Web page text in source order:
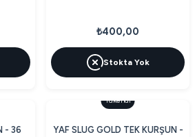
₺400,00
Stokta Yok
- 36
Tükendi
YAF SLUG GOLD TEK KURŞUN -